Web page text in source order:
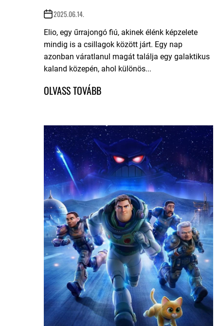
2025.06.14.
Elio, egy űrrajongó fiú, akinek élénk képzelete
mindig is a csillagok között járt. Egy nap
azonban váratlanul magát találja egy galaktikus
kaland közepén, ahol különös...